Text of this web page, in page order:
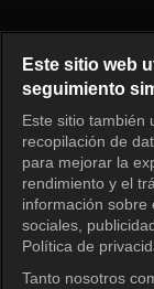
Este sitio web
seguimiento
Este sitio también
recopilación de
para mejorar la
rendimiento y el
información sobre
sociales,
Política de
Tanto nosotros